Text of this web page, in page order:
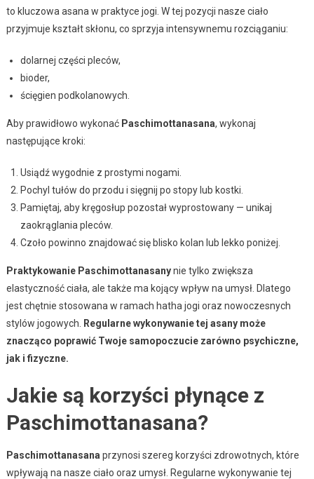
to kluczowa asana w praktyce jogi. W tej pozycji nasze ciało
przyjmuje kształt skłonu, co sprzyja intensywnemu rozciąganiu:
dolarnej części pleców,
bioder,
ścięgien podkolanowych.
Aby prawidłowo wykonać Paschimottanasana, wykonaj
następujące kroki:
Usiądź wygodnie z prostymi nogami.
Pochyl tułów do przodu i sięgnij po stopy lub kostki.
Pamiętaj, aby kręgosłup pozostał wyprostowany — unikaj
zaokrąglania pleców.
Czoło powinno znajdować się blisko kolan lub lekko poniżej.
Praktykowanie Paschimottanasanynie tylko zwiększa
elastyczność ciała, ale także ma kojący wpływ na umysł. Dlatego
jest chętnie stosowana w ramach hatha jogi oraz nowoczesnych
stylów jogowych.
Regularne wykonywanie tej asany może
znacząco poprawić Twoje samopoczucie zarówno psychiczne,
jak i fizyczne.
Jakie są korzyści płynące z
Paschimottanasana?
Paschimottanasana przynosi szereg korzyści zdrowotnych, które
wpływają na nasze ciało oraz umysł. Regularne wykonywanie tej